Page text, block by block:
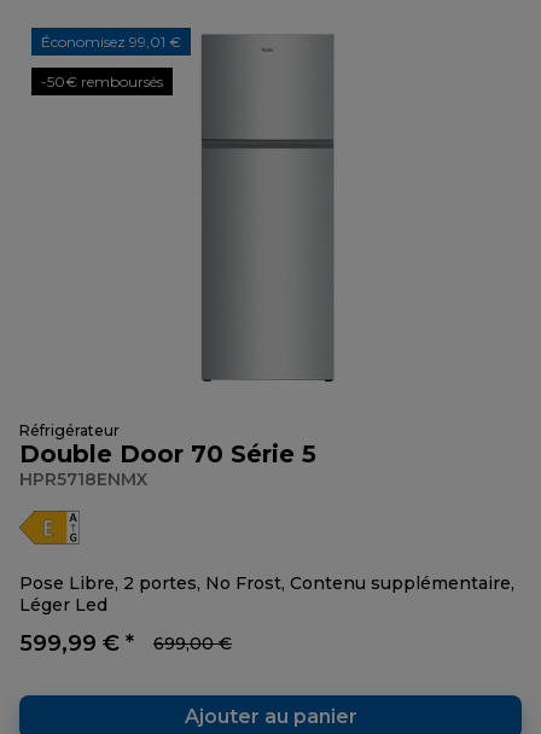
Économisez 99,01 €
-50€ remboursés
Réfrigérateur
Double Door 70 Série 5
HPR5718ENMX
Pose Libre, 2 portes, No Frost, Contenu supplémentaire,
Léger Led
599,99 € * 699,00 €
Ajouter au panier